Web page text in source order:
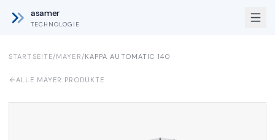
asamer
TECHNOLOGIE
STARTSEITE/MAYER/KAPPA AUTOMATIC 140
ALLE MAYER PRODUKTE